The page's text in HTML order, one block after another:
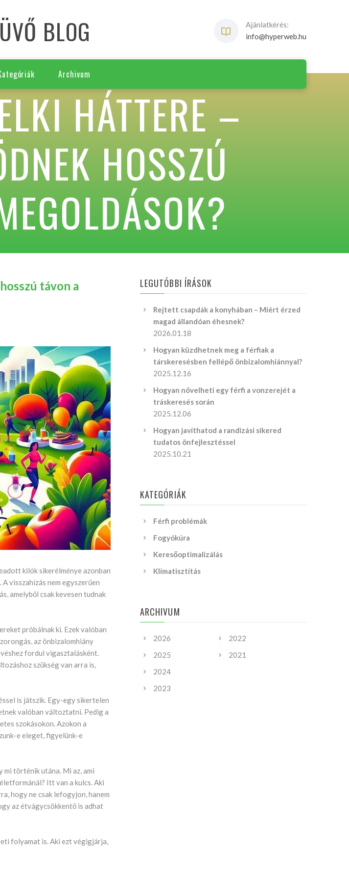
BLOG
Ajánlatkérés:
info@hyperweb.hu
Archivum
HÁTTERE –
HOSSZÚ
távon a
kilók sikerélménye azonban
visszahízás nem egyszerűen
amelyből csak kevesen tudnak
próbálnak ki. Ezek valóban
az önbizalomhiány
fordul vigasztalásként.
szükség van arra is,
is játszik. Egy-egy sikertelen
valóban változtatni. Pedig a
szokásokon. Azokon a
e eleget, figyelünk-e
mi történik utána. Mi az, ami
Itt van a kulcs. Aki
hogy ne csak lefogyjon, hanem
az étvágycsökkentő is adhat
folyamat is. Aki ezt végigjárja,
LEGUTÓBBI ÍRÁSOK
Rejtett csapdák a konyhában – Miért érzed
magad állandóan éhesnek?
2026.01.18
Hogyan küzdhetnek meg a férfiak a
társkeresésben fellépő önbizalomhiánnyal?
2025.12.16
Hogyan növelheti egy férfi a vonzerejét a
tráskeresés során
2025.12.06
Hogyan javíthatod a randizási sikered
tudatos önfejlesztéssel
2025.10.21
KATEGÓRIÁK
Férfi problémák
Fogyókúra
Keresőoptimalizálás
Klímatisztítás
ARCHIVUM
2026
2025
2024
2023
2022
2021